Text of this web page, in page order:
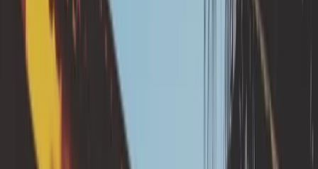
L'infiltration contrôlée des eaux pluviales sur votre
parcelle et déportée des fondations de votre maison,
permet de maintenir une humidité stabe du sol,
limitant ainsi les cycles de retrait-gonflement des
argiles.
ℹ️ En quoi consistent les